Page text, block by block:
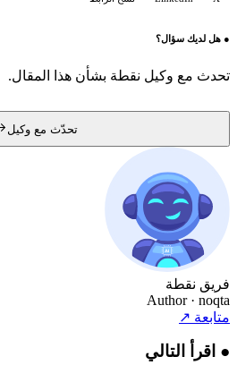
●هل لديك سؤال؟
تحدث مع وكيل نقطة بشأن هذا المقال.
تحدّث مع وكيل
فريق نقطة
Author · noqta
متابعة↗
●اقرأ التالي